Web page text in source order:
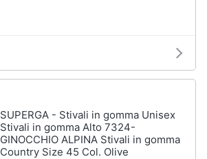
SUPERGA - Stivali in gomma Unisex
Stivali in gomma Alto 7324-
GINOCCHIO ALPINA Stivali in gomma
Country Size 45 Col. Olive